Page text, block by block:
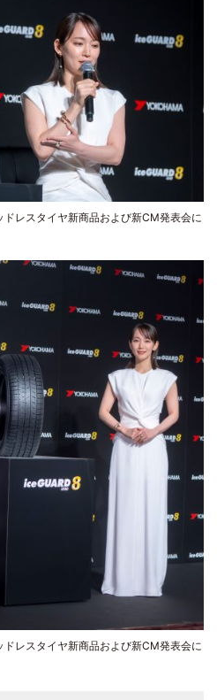
レスタイヤ新商品および新CM発表会に
レスタイヤ新商品および新CM発表会に